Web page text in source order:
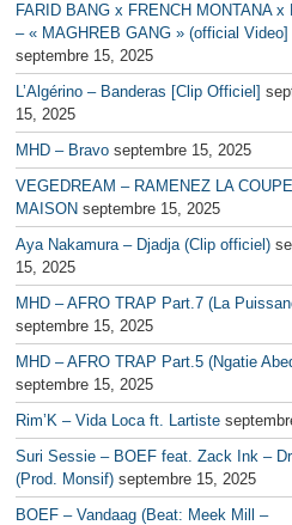
FARID BANG x FRENCH MONTANA x
– « MAGHREB GANG » (official Video]
septembre 15, 2025
L’Algérino – Banderas [Clip Officiel]
15, 2025
MHD – Bravo septembre 15, 2025
VEGEDREAM – RAMENEZ LA
MAISON septembre 15, 2025
Aya Nakamura – Djadja (Clip officiel)
15, 2025
MHD – AFRO TRAP Part.7 (La
septembre 15, 2025
MHD – AFRO TRAP Part.5 (Ngatie
septembre 15, 2025
Rim’K – Vida Loca ft. Lartiste
Suri Sessie – BOEF feat. Zack Ink –
(Prod. Monsif) septembre 15, 2025
BOEF – Vandaag (Beat: Meek Mill –